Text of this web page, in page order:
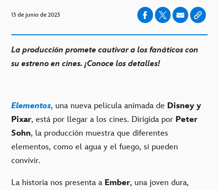
13 de junio de 2023
La producción promete cautivar a los fanáticos con
su estreno en cines. ¡Conoce los detalles!
Elementos, una nueva película animada de Disney y
Pixar, está por llegar a los cines. Dirigida por Peter
Sohn, la producción muestra que diferentes
elementos, como el agua y el fuego, sí pueden
convivir.
La historia nos presenta a Ember, una joven dura,